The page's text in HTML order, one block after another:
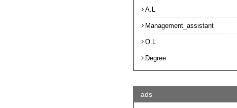
A.L
Management_assistant
O.L
Degree
ads